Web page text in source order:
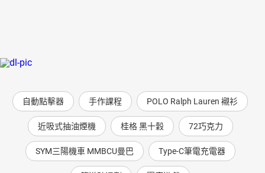
自動點擊器 手作課程 POLO Ralph Lauren 襯衫
近吸式抽油煙機 桂格 黑十穀 72巧克力
SYM三陽機車 MMBCU曼巴 Type-C筆電充電器